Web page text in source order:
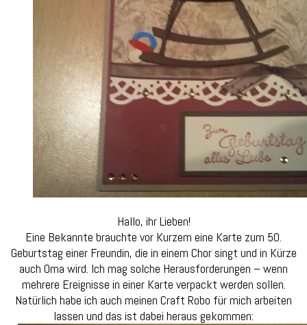
Hallo, ihr Lieben!
Eine Bekannte brauchte vor Kurzem eine Karte zum 50.
Geburtstag einer Freundin, die in einem Chor singt und in Kürze
auch Oma wird. Ich mag solche Herausforderungen – wenn
mehrere Ereignisse in einer Karte verpackt werden sollen.
Natürlich habe ich auch meinen Craft Robo für mich arbeiten
lassen und das ist dabei heraus gekommen: